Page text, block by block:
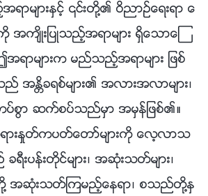
မ်ားႏွင့္ ၎တို႔၏ ဝိညာဥ္ေရးရာ ေ
က်ိဳးျပဳသည့္အရာမ်ား ရွိေသာေၾ
ရာမ်ားက မည္သည့္အရာမ်ား ျဖစ္
အႏၲိခရစ္မ်ား၏ အလားအလာမ်ား၊
ကပ္စြာ ဆက္စပ္သည္မွာ အမွန္ျဖစ္၏။
ားႏႈတ္ကပတ္ေတာ္မ်ားကို ေလ့လာသ
းပန္းတိုင္မ်ား၊ အဆုံးသတ္မ်ား၊
အဆုံးသတ္ၾကမည့္ေနရာ၊ စသည္တို႔ႏွ